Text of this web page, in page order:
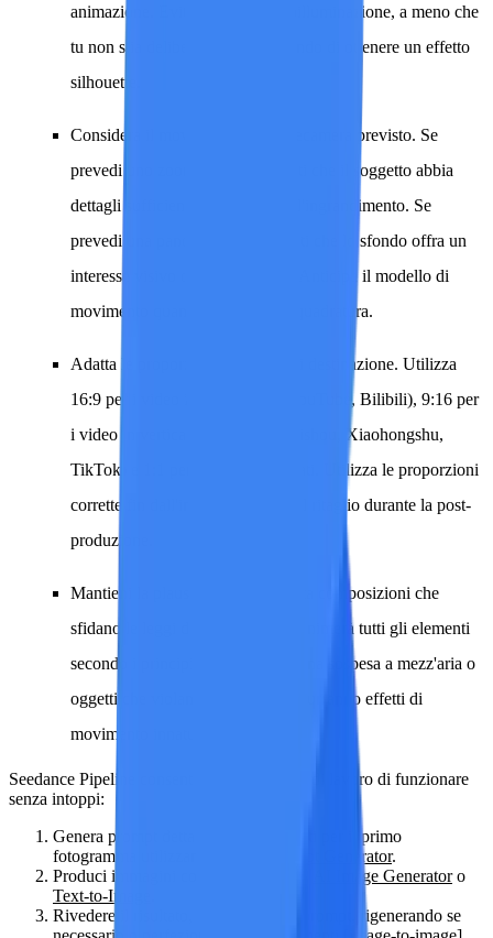
animazione. Evita una forte retroilluminazione, a meno che
tu non stia deliberatamente cercando di ottenere un effetto
silhouette.
Considera il movimento della telecamera previsto. Se
prevedi uno zoom lento, assicurati che il soggetto abbia
dettagli sufficienti per resistere all'ingrandimento. Se
prevedi una panoramica, assicurati che lo sfondo offra un
interesse visivo oltre al soggetto. Anticipa il modello di
movimento quando componi l'inquadratura.
Adatta le proporzioni del video di destinazione. Utilizza
16:9 per i video in orizzontale (YouTube, Bilibili), 9:16 per
i video in verticale (Douyin, Kuaishou, Xiaohongshu,
TikTok) e 1:1 per i formati quadrati. Utilizza le proporzioni
corrette fin dall'inizio per evitare il ritaglio durante la post-
produzione.
Mantieni la plausibilità fisica.
Evita composizioni che
sfidano le leggi della fisica. L'IA animerà tutti gli elementi
secondo i principi fisici; una persona sospesa a mezz'aria o
oggetti che violano la gravità produrranno effetti di
movimento innaturali.
Seedance Pipeline
consente a questo flusso di lavoro di funzionare
senza intoppi:
Genera prompt dettagliati e ottimizzati per il primo
fotogramma utilizzando
Image Prompt Generator.
Produci immagini con uno strumento
AI Image Generatoro
Text-to-Image
Rivedere il risultato, modificando il prompt, rigenerando se